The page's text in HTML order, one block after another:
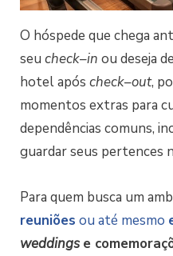
O hóspede que chega
seu check–in ou deseja
hotel após check–out,
momentos extras para
dependências comuns,
guardar seus pertences
Para quem busca um
reuniões ou até mesmo
weddings e